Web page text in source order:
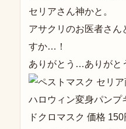
セリアさん神かと。
アサクリのお医者さん
すか…！
ありがとう…ありがと
ハロウィン変身パンプ
ドクロマスク 価格 150